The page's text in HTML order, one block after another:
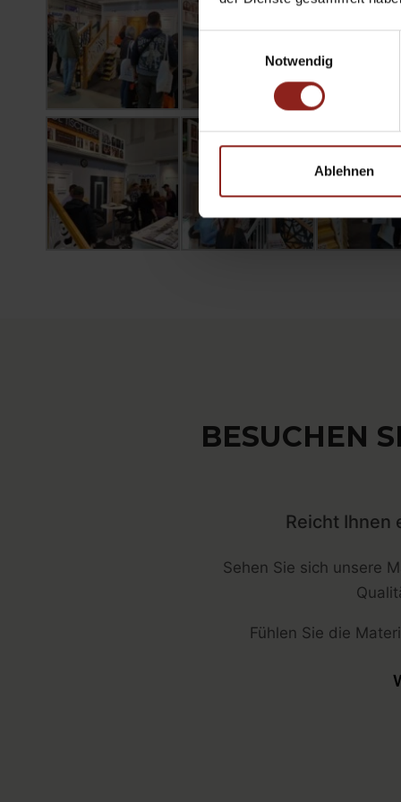
Notwendig
Ablehnen
BESUCHEN
Reicht Ihnen
Sehen Sie sich unsere
Fühlen Sie die